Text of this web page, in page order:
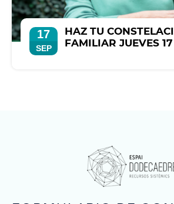
17
SEP
HAZ TU
FAMILIAR JUEVES